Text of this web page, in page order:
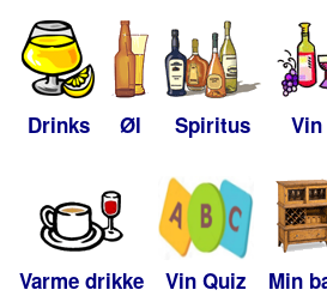
Drinks Øl Spiritus Vin
Varme drikke Vin Quiz Min